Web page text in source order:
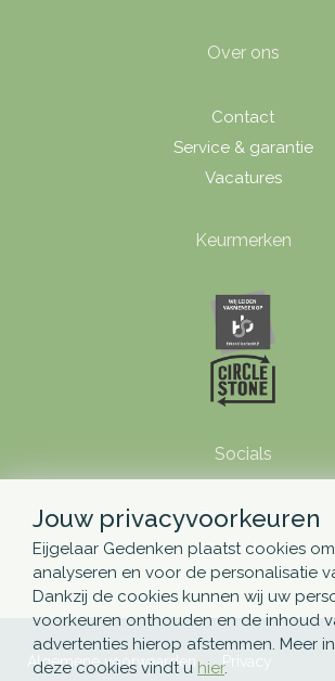
Over ons
Contact
Service & garantie
Vacatures
Keurmerken
Socials
Pinterest
Youtube
Algemene voorwaarden Privacy
Jouw privacyvoorkeuren
Eijgelaar Gedenken plaatst cookies
analyseren en voor de personalisatie
Dankzij de cookies kunnen wij uw
voorkeuren onthouden en de inhoud
advertenties hierop afstemmen. Meer
deze cookies vindt uhier.